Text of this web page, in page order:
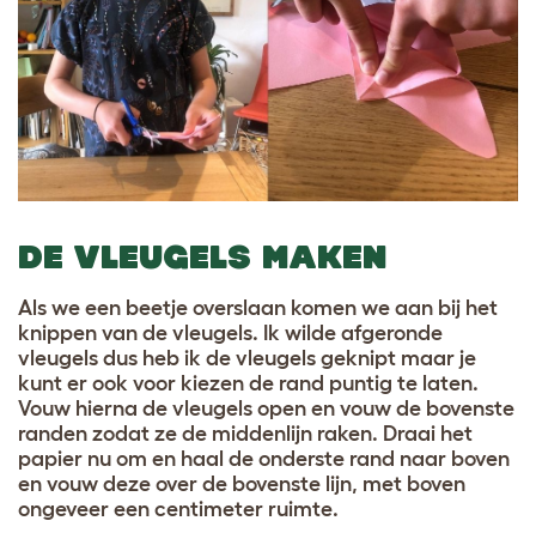
DE VLEUGELS MAKEN
Als we een beetje overslaan komen we aan bij het
knippen van de vleugels. Ik wilde afgeronde
vleugels dus heb ik de vleugels geknipt maar je
kunt er ook voor kiezen de rand puntig te laten.
Vouw hierna de vleugels open en vouw de bovenste
randen zodat ze de middenlijn raken. Draai het
papier nu om en haal de onderste rand naar boven
en vouw deze over de bovenste lijn, met boven
ongeveer een centimeter ruimte.